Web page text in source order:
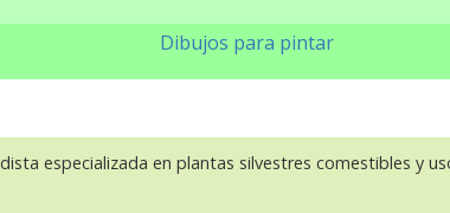
Dibujos para pintar
especializada en plantas silvestres comestibles y